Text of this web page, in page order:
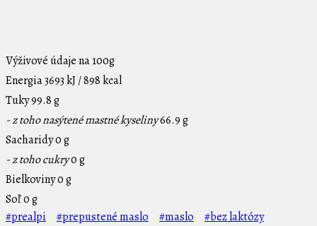
Výživové údajena 100g
Energia3693 kJ / 898 kcal
Tuky99.8 g
- z toho nasýtené mastné kyseliny66.9 g
Sacharidy0 g
- z toho cukry0 g
Bielkoviny0 g
Soľ0 g
#prealpi
#prepustené maslo #maslo #bez laktózy